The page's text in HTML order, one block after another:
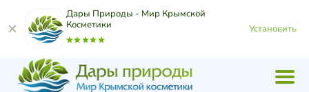
Дары Природы - Мир Крымской
Косметики
Установить